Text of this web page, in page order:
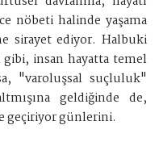
nöbeti halinde yaşama
sirayet ediyor. Halbuki
insan hayatta temel
"varoluşsal suçluluk"
geldiğinde de,
geçiriyor günlerini.